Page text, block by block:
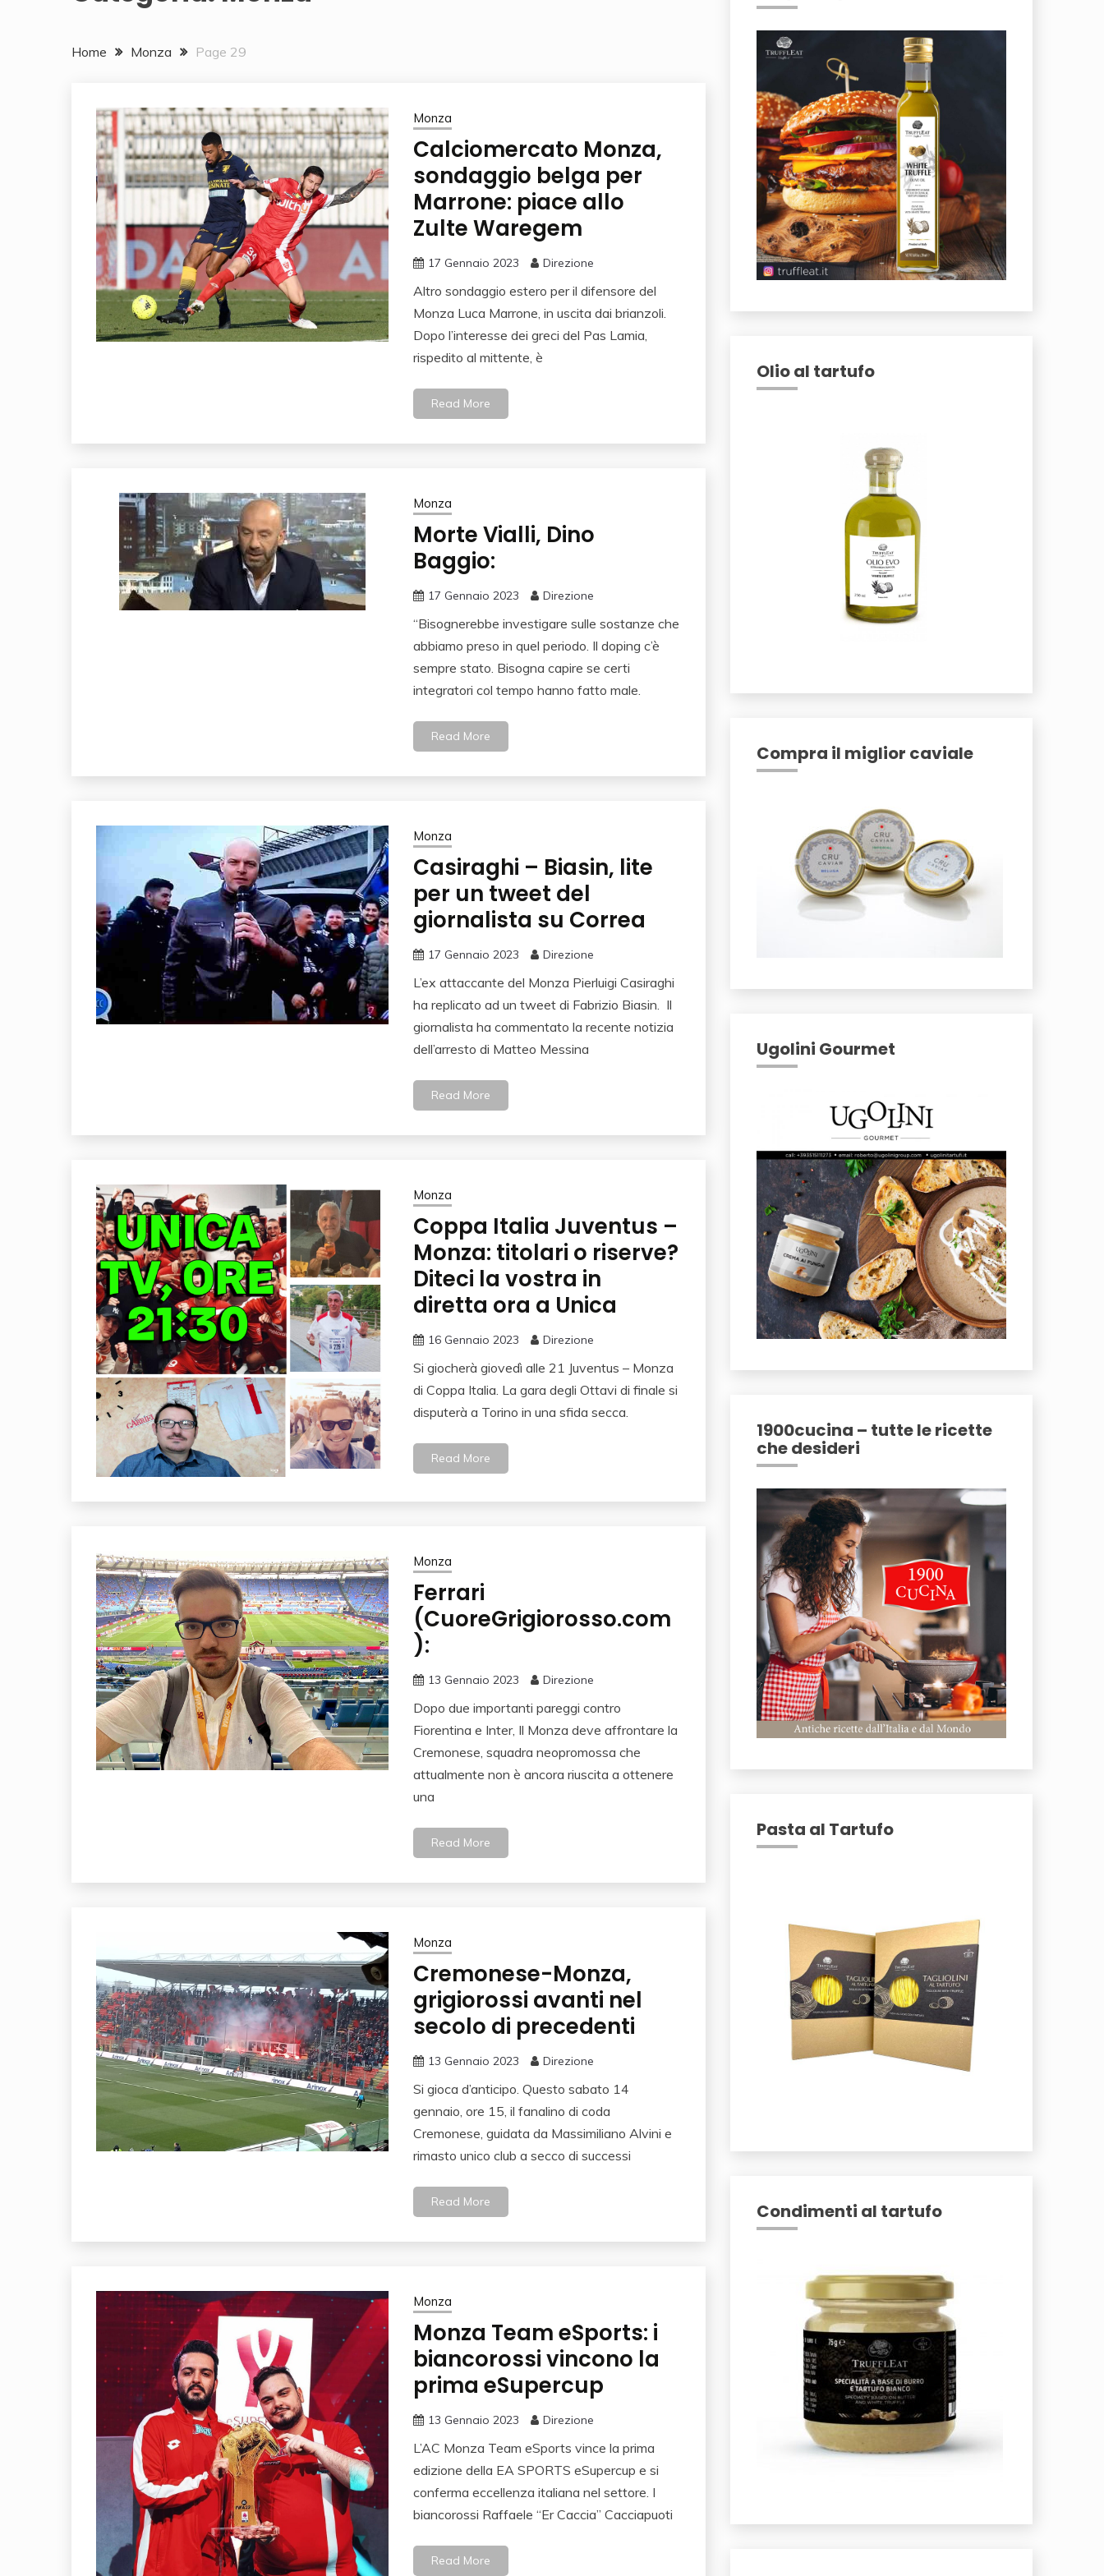
Home Monza Page 29
Monza
Calciomercato Monza,
sondaggio belga per
Marrone: piace allo
Zulte Waregem
17 Gennaio 2023 Direzione
Altro sondaggio estero per il difensore del
Monza Luca Marrone, in uscita dai brianzoli.
Dopo l’interesse dei greci del Pas Lamia,
rispedito al mittente, è
Read More
Monza
Morte Vialli, Dino
Baggio:
17 Gennaio 2023 Direzione
“Bisognerebbe investigare sulle sostanze che
abbiamo preso in quel periodo. Il doping c’è
sempre stato. Bisogna capire se certi
integratori col tempo hanno fatto male.
Read More
Monza
Casiraghi – Biasin, lite
per un tweet del
giornalista su Correa
17 Gennaio 2023 Direzione
L’ex attaccante del Monza Pierluigi Casiraghi
ha replicato ad un tweet di Fabrizio Biasin. Il
giornalista ha commentato la recente notizia
dell’arresto di Matteo Messina
Read More
Monza
Coppa Italia Juventus –
Monza: titolari o riserve?
Diteci la vostra in
diretta ora a Unica
16 Gennaio 2023 Direzione
Si giocherà giovedì alle 21 Juventus – Monza
di Coppa Italia. La gara degli Ottavi di finale si
disputerà a Torino in una sfida secca.
Read More
Monza
Ferrari
(CuoreGrigiorosso.com
):
13 Gennaio 2023 Direzione
Dopo due importanti pareggi contro
Fiorentina e Inter, Il Monza deve affrontare la
Cremonese, squadra neopromossa che
attualmente non è ancora riuscita a ottenere
una
Read More
Monza
Cremonese-Monza,
grigiorossi avanti nel
secolo di precedenti
13 Gennaio 2023 Direzione
Si gioca d’anticipo. Questo sabato 14
gennaio, ore 15, il fanalino di coda
Cremonese, guidata da Massimiliano Alvini e
rimasto unico club a secco di successi
Read More
Monza
Monza Team eSports: i
biancorossi vincono la
prima eSupercup
13 Gennaio 2023 Direzione
L’AC Monza Team eSports vince la prima
edizione della EA SPORTS eSupercup e si
conferma eccellenza italiana nel settore. I
biancorossi Raffaele “Er Caccia” Cacciapuoti
Read More
Olio al tartufo
Compra il miglior caviale
Ugolini Gourmet
1900cucina – tutte le ricette
che desideri
Pasta al Tartufo
Condimenti al tartufo